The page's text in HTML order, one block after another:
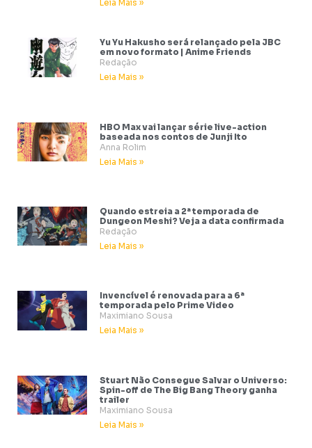
Leia Mais »
Yu Yu Hakusho será relançado pela JBC
em novo formato | Anime Friends
Redação
Leia Mais »
HBO Max vai lançar série live-action
baseada nos contos de Junji Ito
Anna Rolim
Leia Mais »
Quando estreia a 2ª temporada de
Dungeon Meshi? Veja a data confirmada
Redação
Leia Mais »
Invencível é renovada para a 6ª
temporada pelo Prime Video
Maximiano Sousa
Leia Mais »
Stuart Não Consegue Salvar o Universo:
Spin-off de The Big Bang Theory ganha
trailer
Maximiano Sousa
Leia Mais »